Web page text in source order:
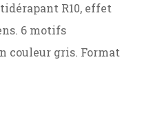
R10, effet
6 motifs
couleur gris. Format